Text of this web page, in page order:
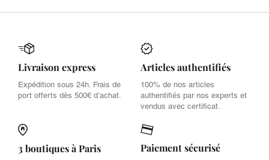
Livraison express
Expédition sous 24h. Frais de
port offerts dès 500€ d’achat.
Articles authentifiés
100% de nos articles
authentifiés par nos experts et
vendus avec certificat.
3 boutiques à Paris Paiement sécurisé